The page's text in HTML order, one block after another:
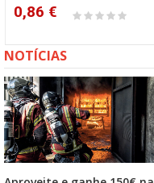
0,86 €
NOTÍCIAS